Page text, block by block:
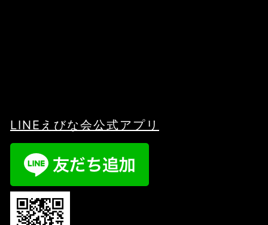
LINEえびな会公式アプリ